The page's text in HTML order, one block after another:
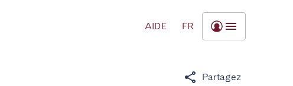
AIDE FR
Partagez